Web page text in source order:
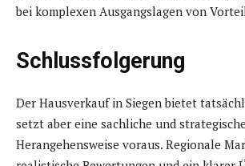
bei komplexen Ausgangslagen von
Schlussfolgerung
Der Hausverkauf in Siegen bietet
setzt aber eine sachliche und strategische
Herangehensweise voraus. Regionale